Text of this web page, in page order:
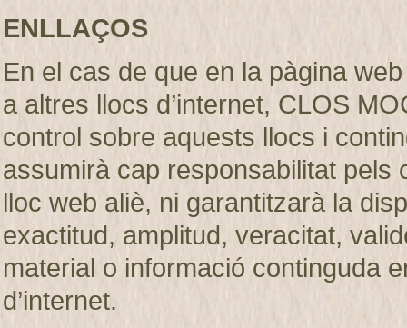
ENLLAÇOS
En el cas de que en la pàgina
a altres llocs d’internet, CLOS
control sobre aquests llocs i
assumirà cap responsabilitat pels
lloc web aliè, ni garantitzarà la
exactitud, amplitud, veracitat,
material o informació continguda
d’internet.